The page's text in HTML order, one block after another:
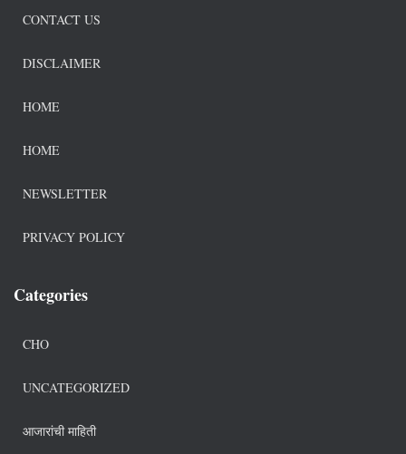
CONTACT US
DISCLAIMER
HOME
HOME
NEWSLETTER
PRIVACY POLICY
Categories
CHO
UNCATEGORIZED
आजारांची माहिती